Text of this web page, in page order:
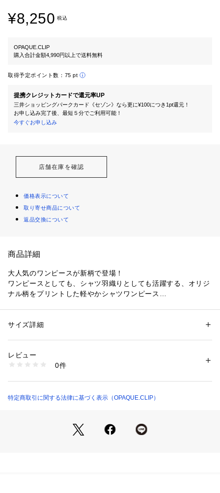
¥8,250 税込
OPAQUE.CLIP
購入合計金額4,990円以上で送料無料
取得予定ポイント数： 75 pt
提携クレジットカードで還元率UP
三井ショッピングパークカード《セゾン》なら更に¥100につき1pt還元！
お申し込み完了後、最短５分でご利用可能！
今すぐお申し込み
店舗在庫を確認
価格表示について
取り寄せ商品について
返品交換について
商品詳細
大人気のワンピースが新柄で登場！
ワンピースとしても、シャツ羽織りとしても活躍する、オリジ
ナル柄をプリントした軽やかシャツワンピース
・大柄のジオメトリック柄が目を惹くオリジナルプリント。
・落ち感のある素材なので、上品に着こなせるワンピース。
・一枚で華やかなプリントワンピースで、前を開けて軽いシャ
ュ）は明るいライトベージュ地に黒の柄です。
・落ち感と光沢感のある、レーヨン混素材を使用。
・ヴィンテージ感のある表面感も特徴です。
性別：レディース
素材：レーヨン90％ ナイロン10％
商品番号：
637-55028 （ショップ）
サイズ詳細
レビュー
0件
特定商取引に関する法律に基づく表示（OPAQUE.CLIP）